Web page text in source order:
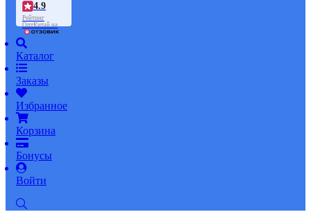
4.9
Рейтинг
ОптКитай на
Каталог
Заказы
Избранное
Корзина
Бонусы
Войти